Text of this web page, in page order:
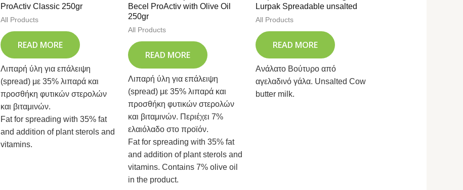
ProActiv Classic 250gr
All Products
READ MORE
Λιπαρή ύλη για επάλειψη
(spread) με 35% λιπαρά και
προσθήκη φυτικών στερολών
και βιταμινών.
Fat for spreading with 35% fat
and addition of plant sterols and
vitamins.
Becel ProActiv with Olive Oil
250gr
All Products
READ MORE
Λιπαρή ύλη για επάλειψη
(spread) με 35% λιπαρά και
προσθήκη φυτικών στερολών
και βιταμινών. Περιέχει 7%
ελαιόλαδο στο προϊόν.
Fat for spreading with 35% fat
and addition of plant sterols and
vitamins. Contains 7% olive oil
in the product.
Lurpak Spreadable unsalted
All Products
READ MORE
Ανάλατο Βούτυρο από
αγελαδινό γάλα. Unsalted Cow
butter milk.